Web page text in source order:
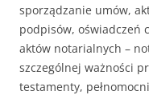
sporządzanie umów,
podpisów, oświadczeń
aktów notarialnych –
szczególnej ważności
testamenty,